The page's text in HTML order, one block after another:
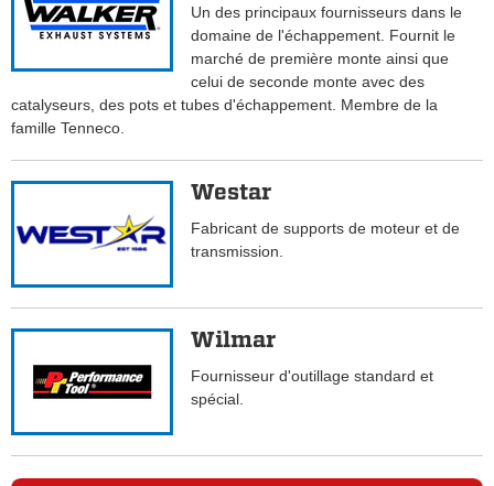
Un des principaux fournisseurs dans le
domaine de l'échappement. Fournit le
marché de première monte ainsi que
celui de seconde monte avec des
catalyseurs, des pots et tubes d'échappement. Membre de la
famille Tenneco.
Westar
Fabricant de supports de moteur et de
transmission.
Wilmar
Fournisseur d'outillage standard et
spécial.